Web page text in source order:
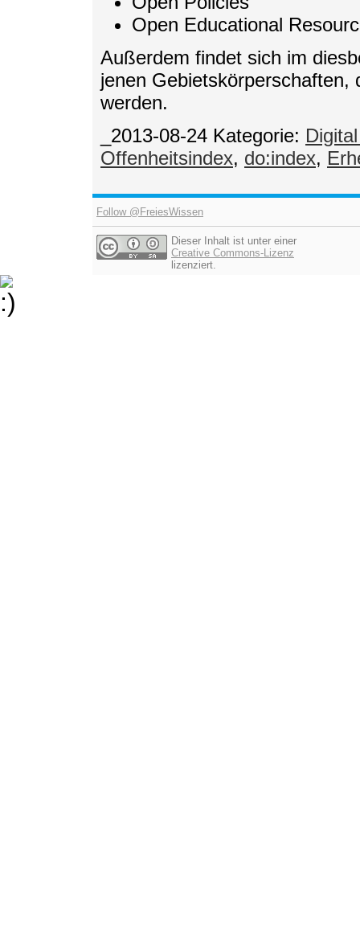
Open Educational
Außerdem findet sich im
jenen
werden.
_2013-08-24 Kategorie:
Offenheitsindex, do:index,
Follow @FreiesWissen
Dieser Inhalt ist unter einer
Creative Commons-Lizenz
lizenziert.